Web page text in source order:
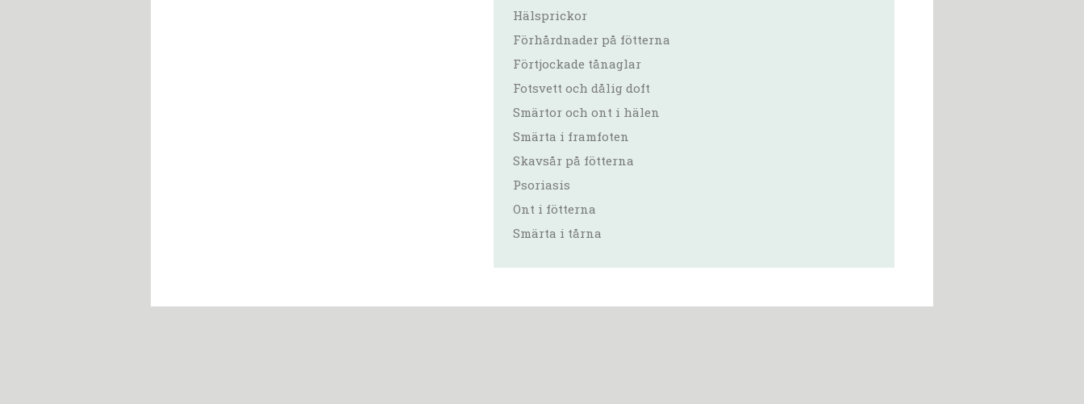
Hälsprickor
Förhårdnader på fötterna
Förtjockade tånaglar
Fotsvett och dålig doft
Smärtor och ont i hälen
Smärta i framfoten
Skavsår på fötterna
Psoriasis
Ont i fötterna
Smärta i tårna